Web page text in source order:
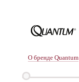
О бренде Quantum